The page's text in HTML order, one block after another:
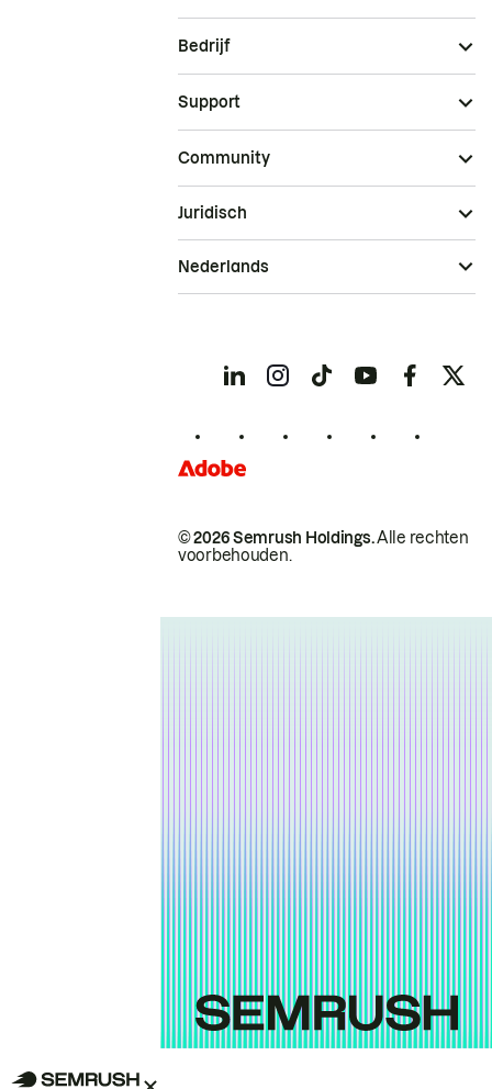
Bedrijf
Support
Community
© 2026 Semrush Holdings.Alle rechten
voorbehouden.
Juridisch
Nederlands